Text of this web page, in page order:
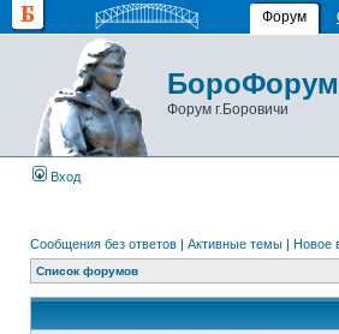
Форум
БороФорум
Форум г.Боровичи
Вход
Сообщения без ответов | Активные темы | Новое
Список форумов